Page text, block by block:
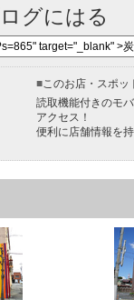
グにはる
■このお店・スポッ
読取機能付きのモ
アクセス！
便利に店舗情報を